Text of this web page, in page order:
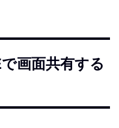
で画面共有する